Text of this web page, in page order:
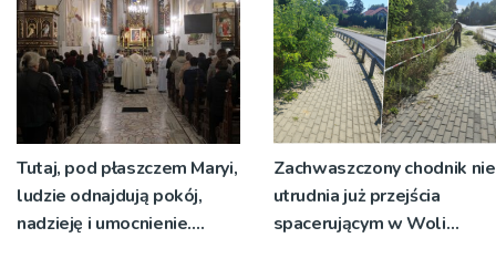
Tutaj, pod płaszczem Maryi,
ludzie odnajdują pokój,
nadzieję i umocnienie.
Zachwaszczony chodnik nie
utrudnia już przejścia
spacerującym w Woli